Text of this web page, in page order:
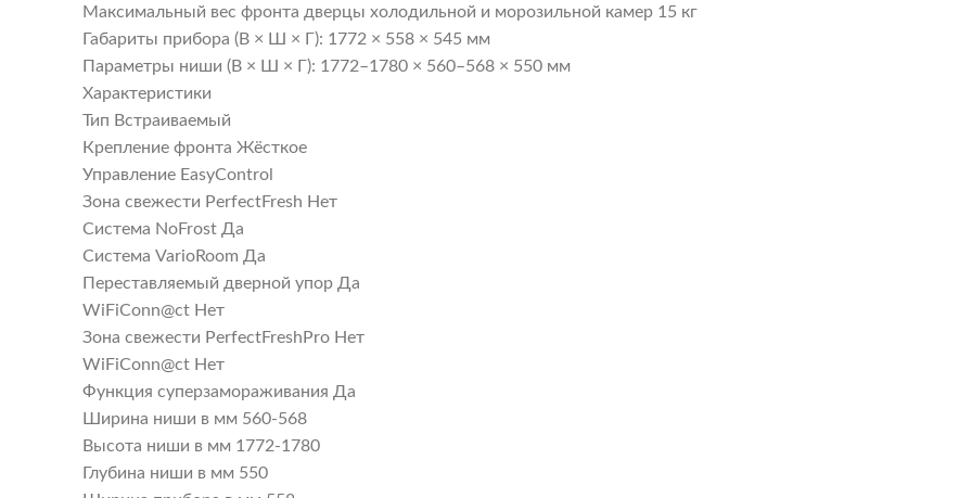
Максимальный вес фронта дверцы холодильной и морозильной камер 15 кг
Габариты прибора (В × Ш × Г): 1772 × 558 × 545 мм
Параметры ниши (В × Ш × Г): 1772–1780 × 560–568 × 550 мм
Характеристики
Тип Встраиваемый
Крепление фронта Жёсткое
Управление EasyControl
Зона свежести PerfectFresh Нет
Система NoFrost Да
Система VarioRoom Да
Переставляемый дверной упор Да
WiFiConn@ct Нет
Зона свежести PerfectFreshPro Нет
WiFiConn@ct Нет
Функция суперзамораживания Да
Ширина ниши в мм 560-568
Высота ниши в мм 1772-1780
Глубина ниши в мм 550